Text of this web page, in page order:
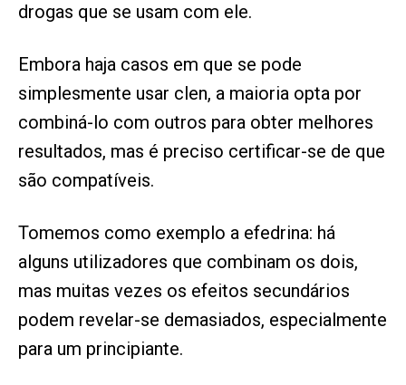
drogas que se usam com ele.
Embora haja casos em que se pode
simplesmente usar clen, a maioria opta por
combiná-lo com outros para obter melhores
resultados, mas é preciso certificar-se de que
são compatíveis.
Tomemos como exemplo a efedrina: há
alguns utilizadores que combinam os dois,
mas muitas vezes os efeitos secundários
podem revelar-se demasiados, especialmente
para um principiante.